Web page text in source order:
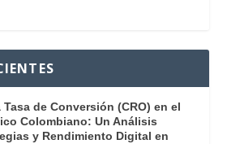
de Conversión (CRO) en el
Colombiano: Un Análisis
y Rendimiento Digital en